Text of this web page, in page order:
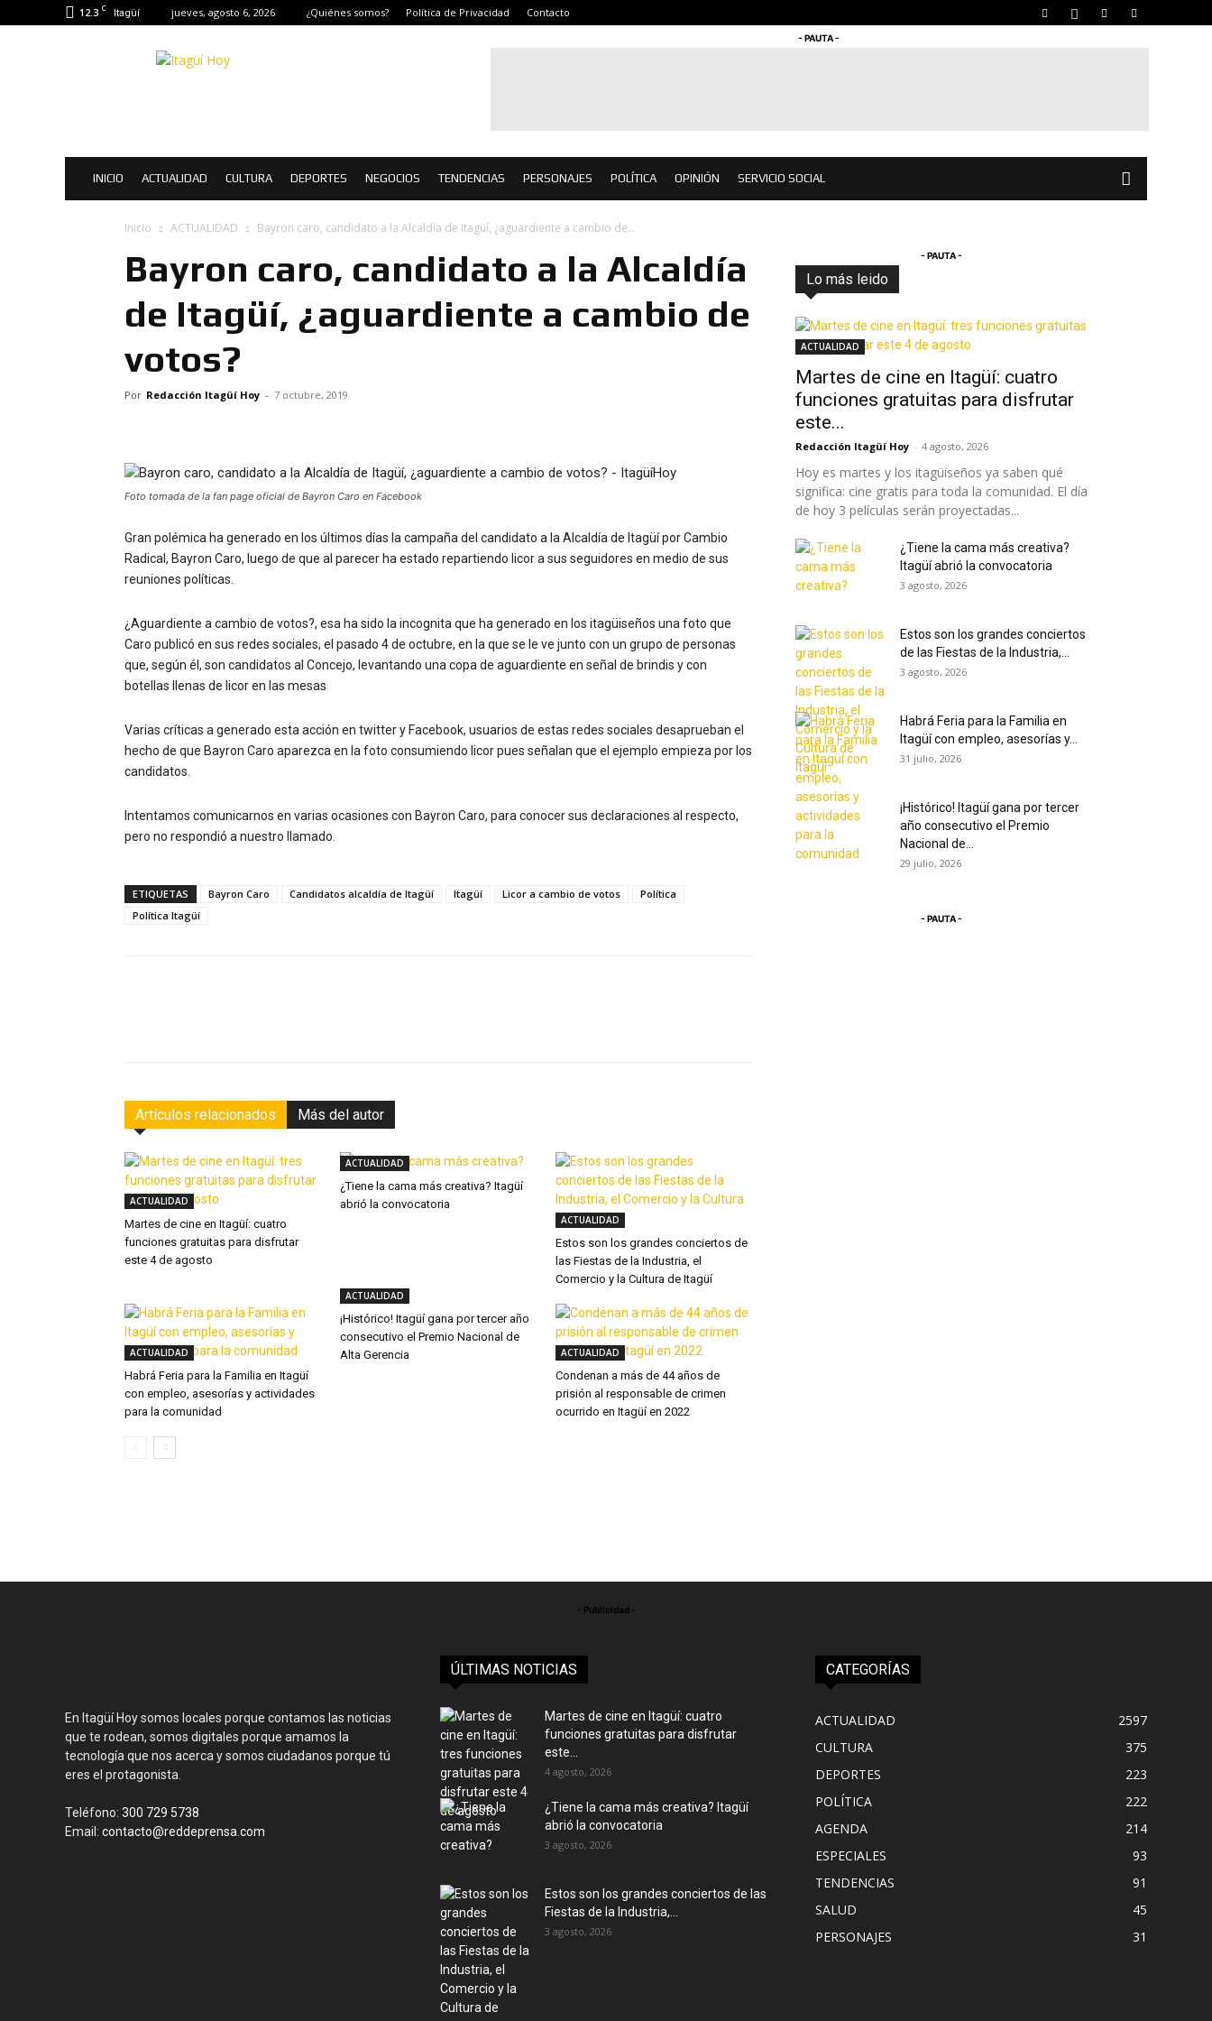
12.3 C Itagüí jueves, agosto 6, 2026 ¿Quiénes somos? Política de Privacidad Contacto
Itagüí
- PAUTA -
INICIO ACTUALIDAD CULTURA DEPORTES NEGOCIOS TENDENCIAS PERSONAJES POLÍTICA OPINIÓN SERVICIO SOCIAL
Inicio ACTUALIDAD Bayron caro, candidato a la Alcaldía de Itagüí, ¿aguardiente a cambio de...
Bayron caro, candidato a la Alcaldía
de Itagüí, ¿aguardiente a cambio de
votos?
Por Redacción Itagüí Hoy - 7 octubre, 2019
Foto tomada de la fan page oficial de Bayron Caro en Facebook
Gran polémica ha generado en los últimos días la campaña del candidato a la Alcaldía de Itagüí por Cambio
Radical, Bayron Caro, luego de que al parecer ha estado repartiendo licor a sus seguidores en medio de sus
reuniones políticas.
¿Aguardiente a cambio de votos?, esa ha sido la incognita que ha generado en los itagüiseños una foto que
Caro publicó en sus redes sociales, el pasado 4 de octubre, en la que se le ve junto con un grupo de personas
que, según él, son candidatos al Concejo, levantando una copa de aguardiente en señal de brindis y con
botellas llenas de licor en las mesas
Varias críticas a generado esta acción en twitter y Facebook, usuarios de estas redes sociales desaprueban el
hecho de que Bayron Caro aparezca en la foto consumiendo licor pues señalan que el ejemplo empieza por los
candidatos.
Intentamos comunicarnos en varias ocasiones con Bayron Caro, para conocer sus declaraciones al respecto,
pero no respondió a nuestro llamado.
ETIQUETAS Bayron Caro Candidatos alcaldía de Itagüí Itagüí Licor a cambio de votos
Política
Política Itagüí
Artículos relacionados Más del autor
ACTUALIDAD
Martes de cine en Itagüí: cuatro
funciones gratuitas para disfrutar
este 4 de agosto
ACTUALIDAD
¿Tiene la cama más creativa? Itagüí
abrió la convocatoria
ACTUALIDAD
Estos son los grandes conciertos de
las Fiestas de la Industria, el
Comercio y la Cultura de Itagüí
ACTUALIDAD
Habrá Feria para la Familia en Itagüí
con empleo, asesorías y actividades
para la comunidad
ACTUALIDAD
¡Histórico! Itagüí gana por tercer año
consecutivo el Premio Nacional de
Alta Gerencia
ACTUALIDAD
Condenan a más de 44 años de
prisión al responsable de crimen
ocurrido en Itagüí en 2022
- PAUTA -
Lo más leidoTodo
ACTUALIDAD
Martes de cine en Itagüí: cuatro
funciones gratuitas para disfrutar
este...
Redacción Itagüí Hoy - 4 agosto, 2026
Hoy es martes y los itagüiseños ya saben qué
significa: cine gratis para toda la comunidad. El día
de hoy 3 películas serán proyectadas...
¿Tiene la cama más creativa?
Itagüí abrió la convocatoria
3 agosto, 2026
Estos son los grandes conciertos
de las Fiestas de la Industria,...
3 agosto, 2026
Habrá Feria para la Familia en
Itagüí con empleo, asesorías y...
31 julio, 2026
¡Histórico! Itagüí gana por tercer
año consecutivo el Premio
Nacional de...
29 julio, 2026
- PAUTA -
- Publicidad -
En Itagüí Hoy somos locales porque contamos las noticias
que te rodean, somos digitales porque amamos la
tecnología que nos acerca y somos ciudadanos porque tú
eres el protagonista.
Teléfono: 300 729 5738
Email: contacto@reddeprensa.com
ÚLTIMAS NOTICIAS
Martes de cine en Itagüí: cuatro
funciones gratuitas para disfrutar
este...
4 agosto, 2026
¿Tiene la cama más creativa? Itagüí
abrió la convocatoria
3 agosto, 2026
Estos son los grandes conciertos de las
Fiestas de la Industria,...
3 agosto, 2026
CATEGORÍAS
ACTUALIDAD
2597
CULTURA
375
DEPORTES
223
POLÍTICA
222
AGENDA
214
ESPECIALES
93
TENDENCIAS
91
SALUD
45
PERSONAJES
31